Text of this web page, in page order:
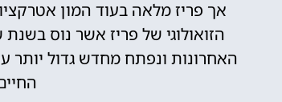
אך פריז מלאה בעוד המון
הזואולוגי של פריז אשר נוס
האחרונות ונפתח מחדש גדול יותר